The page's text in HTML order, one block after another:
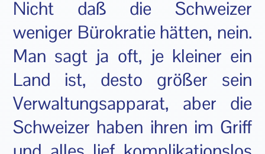
Nicht daß die Schweizer
weniger Bürokratie hätten, nein.
Man sagt ja oft, je kleiner ein
Land ist, desto größer sein
Verwaltungsapparat, aber die
Schweizer haben ihren im Griff